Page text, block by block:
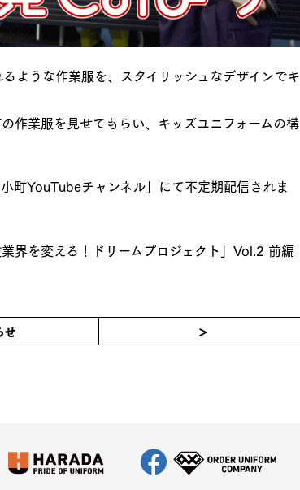
ような作業服を、スタイリッシュなデザインでキ
作業服を見せてもらい、キッズユニフォームの構
町YouTubeチャンネル」にて不定期配信されま
業界を変える！ドリームプロジェクト」Vol.2 前編
せ ＞